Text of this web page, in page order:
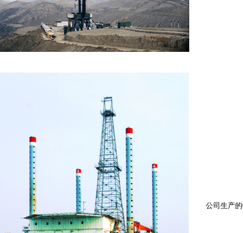
公司生产